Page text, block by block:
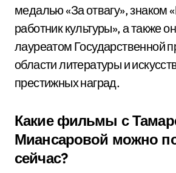
медалью «За отвагу», знаком
работник культуры», а также
лауреатом Государственной
области литературы и
престижных наград.
Какие фильмы с
Миансаровой можно
сейчас?